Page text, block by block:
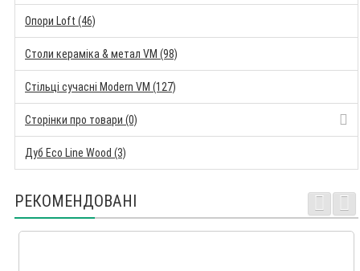
Опори Loft (46)
Столи кераміка & метал VM (98)
Стільці сучасні Modern VM (127)
Сторінки про товари (0)
Дуб Eco Line Wood (3)
РЕКОМЕНДОВАНІ